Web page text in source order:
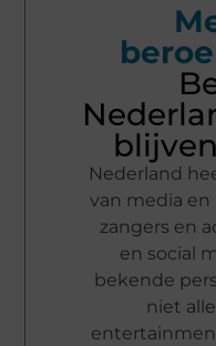
Nederland
van media en
zangers en
en social
bekende
niet